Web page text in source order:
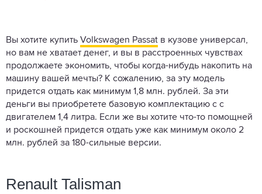
Вы хотите купить Volkswagen Passat в кузове универсал,
но вам не хватает денег, и вы в расстроенных чувствах
продолжаете экономить, чтобы когда-нибудь накопить на
машину вашей мечты? К сожалению, за эту модель
придется отдать как минимум 1,8 млн. рублей. За эти
деньги вы приобретете базовую комплектацию с с
двигателем 1,4 литра. Если же вы хотите что-то помощней
и роскошней придется отдать уже как минимум около 2
млн. рублей за 180-сильные версии.
Renault Talisman